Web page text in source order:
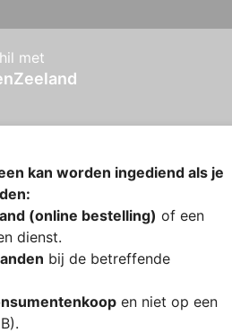
met
kan worden ingediend als je
(online bestelling) of een
dienst.
bij de betreffende
en niet op een